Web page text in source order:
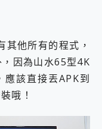
他所有的程式，
因為山水65型4K
該直接丟APK到
哦！